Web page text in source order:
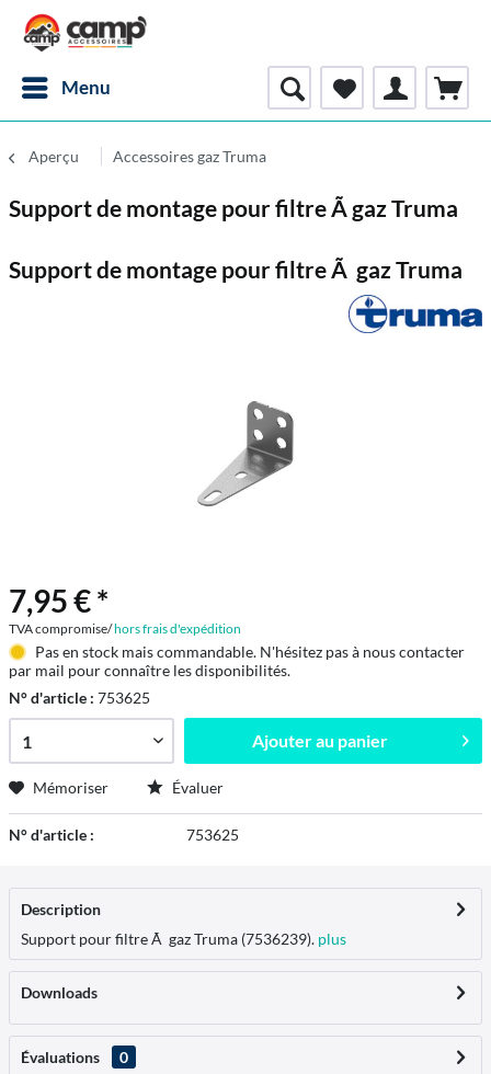
Menu
Aperçu Accessoires gaz Truma
Support de montage pour filtre Ã gaz Truma
Support de montage pour filtre Ã gaz Truma
7,95 € *
TVA compromise/hors frais d'expédition
Pas en stock mais commandable. N'hésitez pas à nous contacter
par mail pour connaître les disponibilités.
N° d'article : 753625
Ajouter au panier
Mémoriser Évaluer
N° d'article : 753625
Description
Support pour filtre Ã gaz Truma (7536239). plus
Downloads
Évaluations
0